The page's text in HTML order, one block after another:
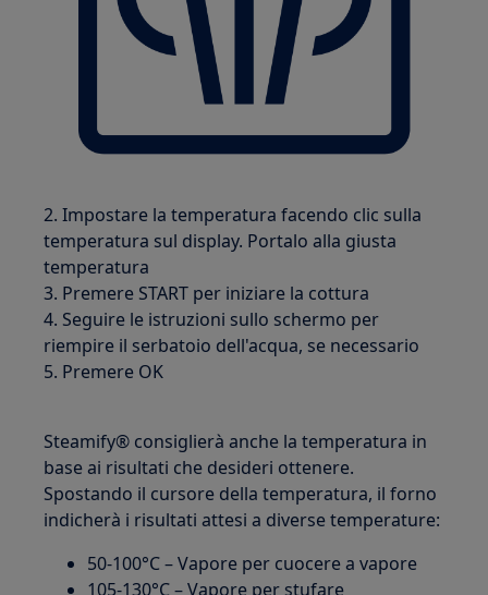
2. Impostare la temperatura facendo clic sulla
temperatura sul display. Portalo alla giusta
temperatura
3. Premere START per iniziare la cottura
4. Seguire le istruzioni sullo schermo per
riempire il serbatoio dell'acqua, se necessario
5. Premere OK
Steamify® consiglierà anche la temperatura in
base ai risultati che desideri ottenere.
Spostando il cursore della temperatura, il forno
indicherà i risultati attesi a diverse temperature:
50-100°C – Vapore per cuocere a vapore
105-130°C – Vapore per stufare